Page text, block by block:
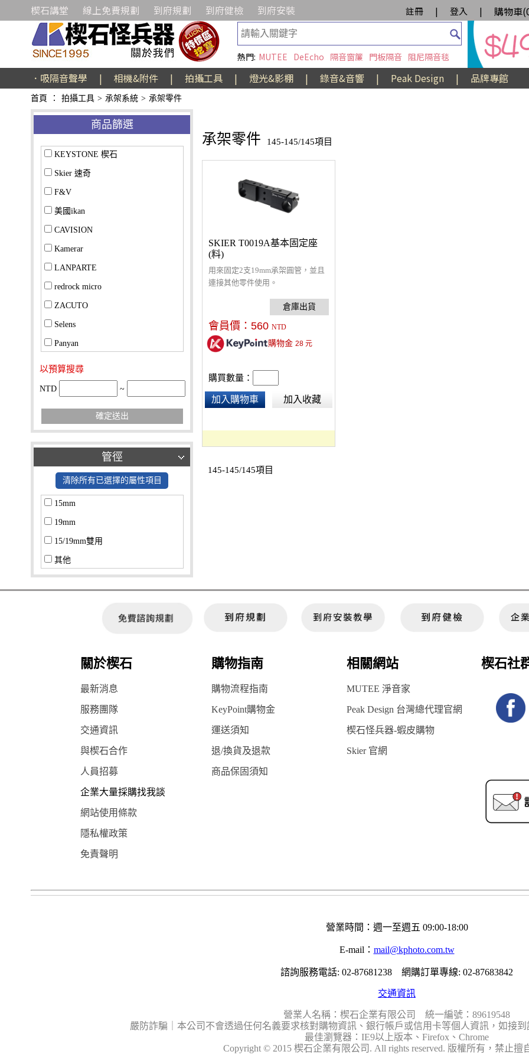
楔石講堂 線上免費規劃 到府規劃 到府健檢 到府安裝 註冊 | 登入 | 購物車(
熱門: MUTEE DeEcho 隔音窗簾 門板隔音 阻尼隔音毯
．吸隔音聲學 | 相機&附件 | 拍攝工具 | 燈光&影棚 | 錄音&音響 | Peak Design | 品牌專館
首頁 ： 拍攝工具 > 承架系統 > 承架零件
商品篩選
KEYSTONE 楔石
Skier 速奇
F&V
美國ikan
CAVISION
Kamerar
LANPARTE
redrock micro
ZACUTO
Selens
Panyan
以預算搜尋
NTD ~
確定送出
管徑
清除所有已選擇的屬性項目
15mm
19mm
15/19mm雙用
其他
承架零件 145-145/145項目
SKIER T0019A基本固定座
(料)
用來固定2支19mm承架圓管，並且
連接其他零件使用。
會員價： 560 NTD
購物金 28元
購買數量：
加入購物車 加入收藏
145-145/145項目
關於楔石 購物指南 相關網站 楔石社
最新消息 購物流程指南 MUTEE 淨音家
服務團隊 KeyPoint購物金 Peak Design 台灣總代理官網
交通資訊 運送須知 楔石怪兵器-蝦皮購物
與楔石合作 退/換貨及退款 Skier 官網
人員招募 商品保固須知
企業大量採購找我談
網站使用條款
隱私權政策
免責聲明
營業時間：週一至週五 09:00-18:00
E-mail： mail@kphoto.com.tw
諮詢服務電話: 02-87681238 網購訂單專線: 02-87683842
交通資訊
營業人名稱：楔石企業有限公司 統一編號：89619548
嚴防詐騙｜本公司不會透過任何名義要求核對購物資訊、銀行帳戶或信用卡等個人資訊，如接
最佳瀏覽器：IE9以上版本、Firefox、Chrome
Copyright © 2015 楔石企業有限公司. All rights reserved. 版權所有，禁止擅